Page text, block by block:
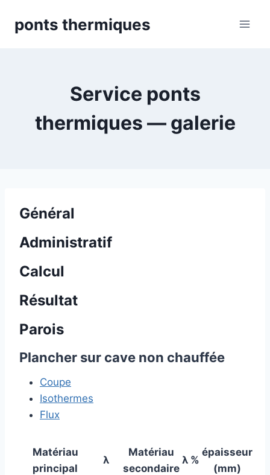
ponts thermiques
Service ponts
thermiques — galerie
Général
Administratif
Calcul
Résultat
Parois
Plancher sur cave non chauffée
Coupe
Isothermes
Flux
Matériau
principal
λ
Matériau
secondaire
λ %
épaisseur
(mm)